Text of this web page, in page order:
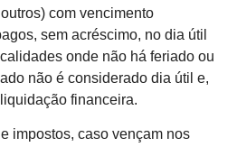
com vencimento
sem acréscimo, no dia útil
onde não há feriado ou
não é considerado dia útil e,
financeira.
impostos, caso vençam nos